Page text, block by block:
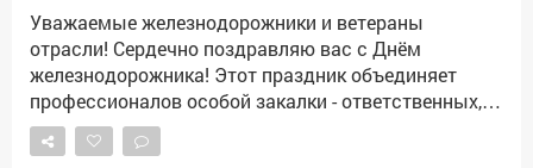
Уважаемые железнодорожники и ветераны
отрасли! Сердечно поздравляю вас с Днём
железнодорожника! Этот праздник объединяет
профессионалов особой закалки - ответственных,
дисциплинированных и преданных своему делу.
Железная дорога остаётся важнейшей артерией